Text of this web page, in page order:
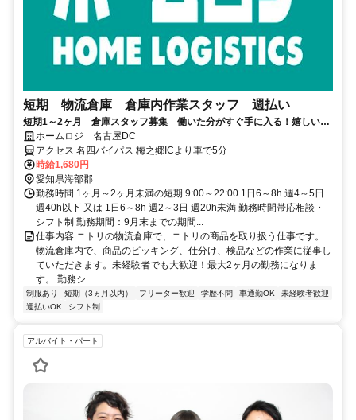
短期 物流倉庫 倉庫内作業スタッフ 週払い
短期1～2ヶ月 倉庫スタッフ募集 働いた分がすぐ手に入る！嬉しい週
払い＆高時給
ホームロジ 名古屋DC
アクセス 名四バイパス 梅之郷ICより車で5分
時給1,680円
愛知県海部郡
勤務時間 1ヶ月～2ヶ月未満の短期 9:00～22:00 1日6～8h 週4～5日
週40h以下 又は 1日6～8h 週2～3日 週20h未満 勤務時間帯応相談・
シフト制 勤務期間：9月末までの期間...
仕事内容 ニトリの物流倉庫で、ニトリの商品を取り扱う仕事です。
物流倉庫内で、商品のピッキング、仕分け、検品などの作業に従事し
ていただきます。未経験者でも大歓迎！最大2ヶ月の勤務になりま
す。 勤務シ...
制服あり 短期（3ヵ月以内） フリーター歓迎 学歴不問 車通勤OK
未経験者歓迎
週払いOK
シフト制
アルバイト・パート